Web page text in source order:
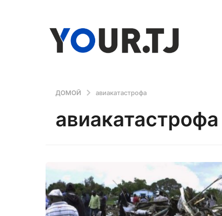
ДОМОЙ авиакатастрофа
авиакатастрофа